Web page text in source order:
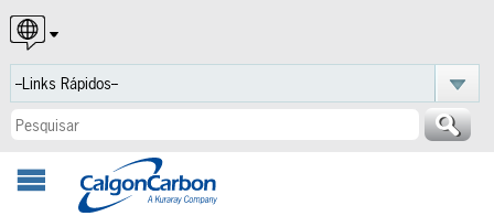
English
Español
Português